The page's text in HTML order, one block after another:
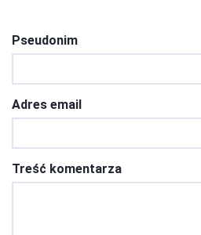
Pseudonim
Adres email
Treść komentarza